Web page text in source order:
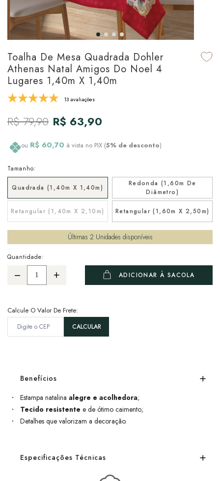
em Marcas
em Tapetes
de Colchão & Travesseiro
& Sobre-Lençol Avulso
& Manta para Cama
Cama
Edredom & Duvet
em Cama
Prato & Copa
de Cozinha
em Mesa & Cozinha
em Banho
Toalha De Mesa Quadrada Dohler
Athenas Natal Amigos Do Noel 4
Lugares 1,40m X 1,40m
13 avaliações
R$ 79,90 R$ 63,90
ou R$ 60,70 à vista no PIX (5% de desconto)
Tamanho:
Quadrada (1,40m X 1,40m)
Redonda (1,60m De
Diâmetro)
Retangular (1,40m X 2,10m) Retangular (1,60m X 2,50m)
Últimas 2 Unidades disponíveis
Quantidade:
ADICIONAR À SACOLA
Calcule O Valor De Frete:
Benefícios
Estampa natalina alegre e acolhedora;
Tecido resistente e de ótimo caimento;
Detalhes que valorizam a decoração.
Especificações Técnicas